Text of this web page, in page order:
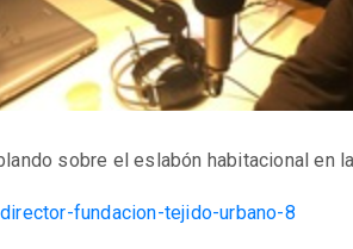
sobre el eslabón habitacional en
fundacion-tejido-urbano-8